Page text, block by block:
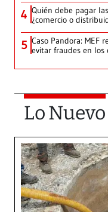
4 Quién debe pagar
¿comercio o
5 Caso Pandora: MEF
evitar fraudes en los
Lo Nuevo